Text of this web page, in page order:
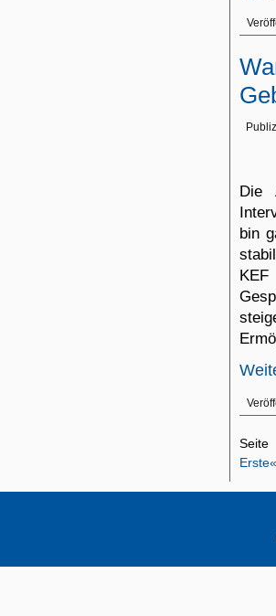
Die
bin
Erste«